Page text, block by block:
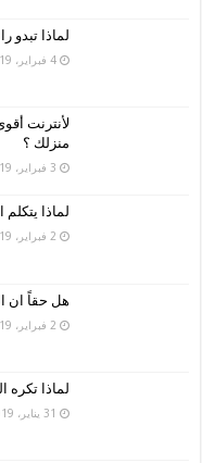
لماذا تبدو
4 فبراير، 2019
لأنترنت
منزلك ؟
3 فبراير، 2019
لماذا يتكلم
2 فبراير، 2019
هل حقاً ان
2 فبراير، 2019
لماذا
31 يناير، 2019